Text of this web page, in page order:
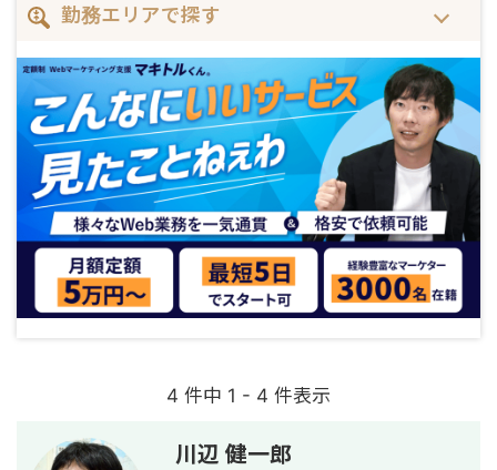
勤務エリアで探す
4 件中 1 - 4 件表示
川辺 健一郎